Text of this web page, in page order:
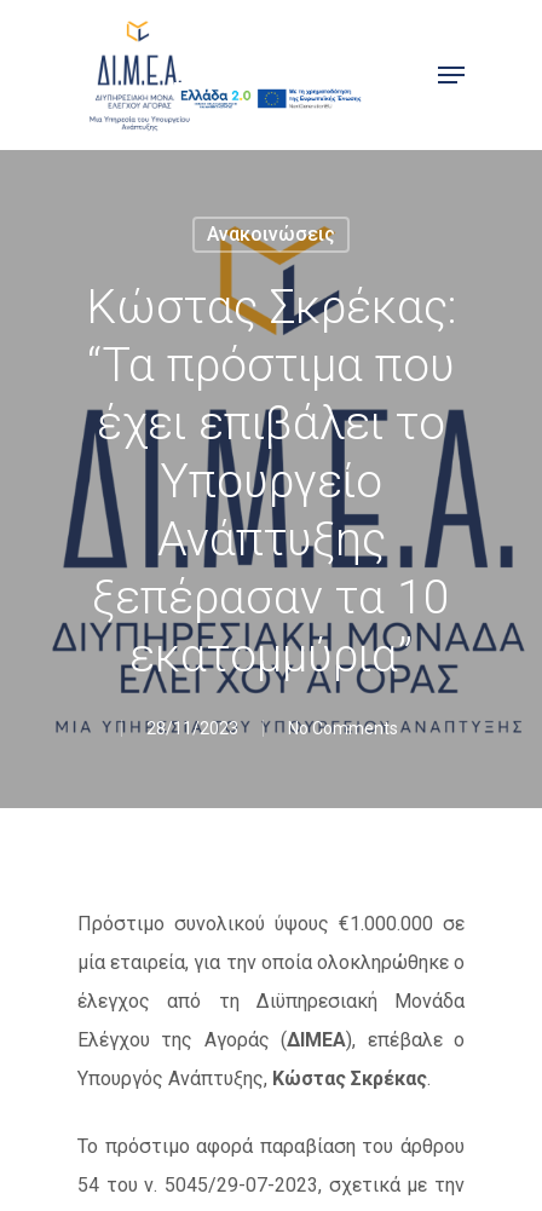
Menu
Ανακοινώσεις
Κώστας Σκρέκας:
“Τα πρόστιμα που
έχει επιβάλει το
Υπουργείο
Ανάπτυξης
ξεπέρασαν τα 10
εκατομμύρια”
28/11/2023 No Comments
Πρόστιμο συνολικού ύψους €1.000.000 σε
μία εταιρεία, για την οποία ολοκληρώθηκε ο
έλεγχος από τη Διϋπηρεσιακή Μονάδα
Ελέγχου της Αγοράς (ΔΙΜΕΑ), επέβαλε ο
Υπουργός Ανάπτυξης, Κώστας Σκρέκας.
Το πρόστιμο αφορά παραβίαση του άρθρου
54 του ν. 5045/29-07-2023, σχετικά με την